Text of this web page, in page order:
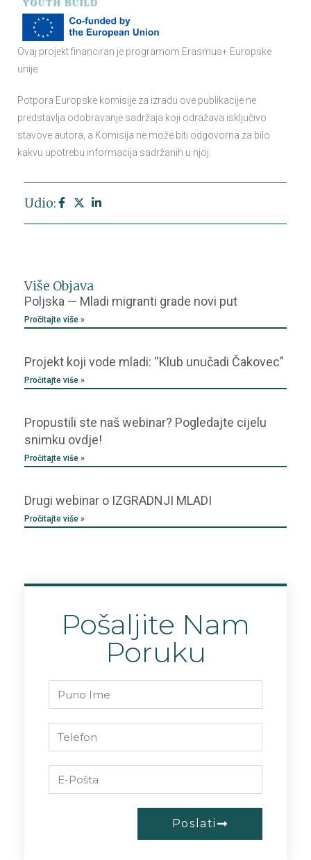
Ovaj projekt financiran je programom Erasmus+ Europske
unije.
Potpora Europske komisije za izradu ove publikacije ne
predstavlja odobravanje sadržaja koji odražava isključivo
stavove autora, a Komisija ne može biti odgovorna za bilo
kakvu upotrebu informacija sadržanih u njoj.
Udio:
Više Objava
Poljska — Mladi migranti grade novi put
Pročitajte više »
Projekt koji vode mladi: “Klub unučadi Čakovec”
Pročitajte više »
Propustili ste naš webinar? Pogledajte cijelu
snimku ovdje!
Pročitajte više »
Drugi webinar o IZGRADNJI MLADI
Pročitajte više »
Pošaljite Nam
Poruku
Poslati